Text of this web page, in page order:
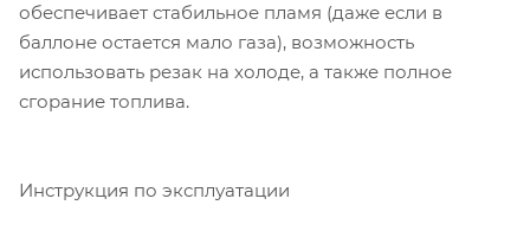
обеспечивает стабильное пламя (даже если в
баллоне остается мало газа), возможность
использовать резак на холоде, а также полное
сгорание топлива.
Инструкция по эксплуатации